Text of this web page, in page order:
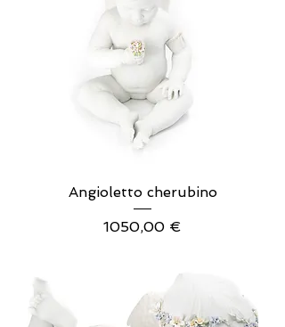
Angioletto cherubino
Prezzo
1050,00 €